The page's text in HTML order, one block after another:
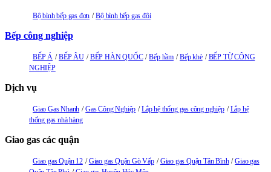
Bộ bình bếp gas đơn Bộ bình bếp gas đôi
Bếp công nghiệp
BẾP Á BẾP ÂU BẾP HÀN QUỐC Bếp hầm Bếp khè
BẾP TỪ CÔNG
NGHIỆP
Dịch vụ
Giao Gas Nhanh Gas Công Nghiệp Lắp hệ thống gas công nghiệp
Lắp hệ
thống gas nhà hàng
Giao gas các quận
Giao gas Quận 12 Giao gas Quận Gò Vấp Giao gas Quận Tân Bình
Giao gas